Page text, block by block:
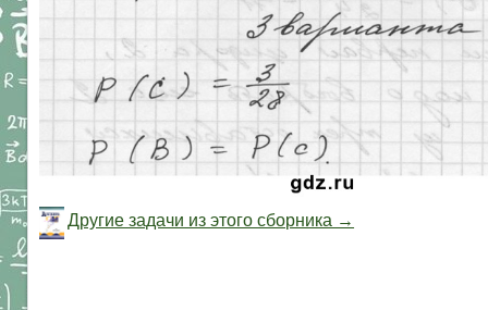
Другие задачи из этого сборника →